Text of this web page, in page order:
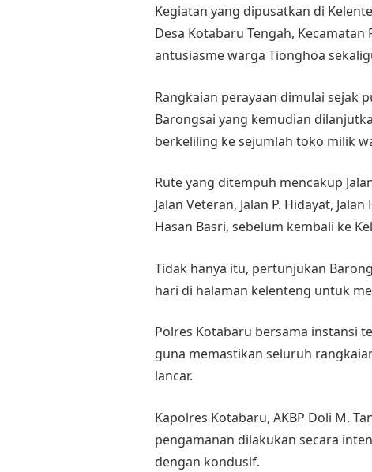
Kegiatan yang dipusatkan di
Desa Kotabaru Tengah,
antusiasme warga Tionghoa
Rangkaian perayaan dimulai sejak
Barongsai yang kemudian
berkeliling ke sejumlah toko milik
Rute yang ditempuh mencakup
Jalan Veteran, Jalan P. Hidayat,
Hasan Basri, sebelum kembali ke
Tidak hanya itu, pertunjukan
hari di halaman kelenteng untuk
Polres Kotabaru bersama instansi
guna memastikan seluruh
lancar.
Kapolres Kotabaru, AKBP Doli M.
pengamanan dilakukan secara
dengan kondusif.